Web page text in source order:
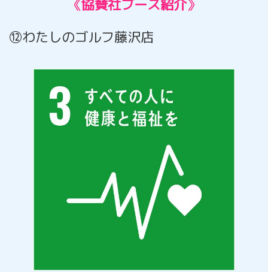
《協賛社ブース紹介》
⑫わたしのゴルフ藤沢店